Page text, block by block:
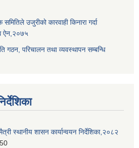
समितिले उजुरीको कारवाही किनारा गर्दा
ऐन,२०७५
गठन, परिचालन तथा व्यवस्थापन सम्बन्धि
स्थानीय शासन कार्यान्वयन निर्देशिका,२०८२